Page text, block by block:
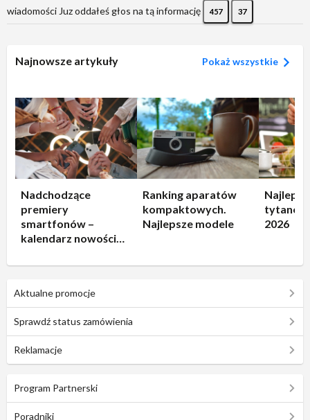
wiadomości Juz oddałeś głos na tą informację 457 37
Najnowsze artykuły Pokaż wszystkie
Nadchodzące
premiery
smartfonów –
kalendarz nowości
Ranking aparatów
kompaktowych.
Najlepsze modele
2026
Aktualne promocje
Sprawdź status zamówienia
Reklamacje
Program Partnerski
Poradniki